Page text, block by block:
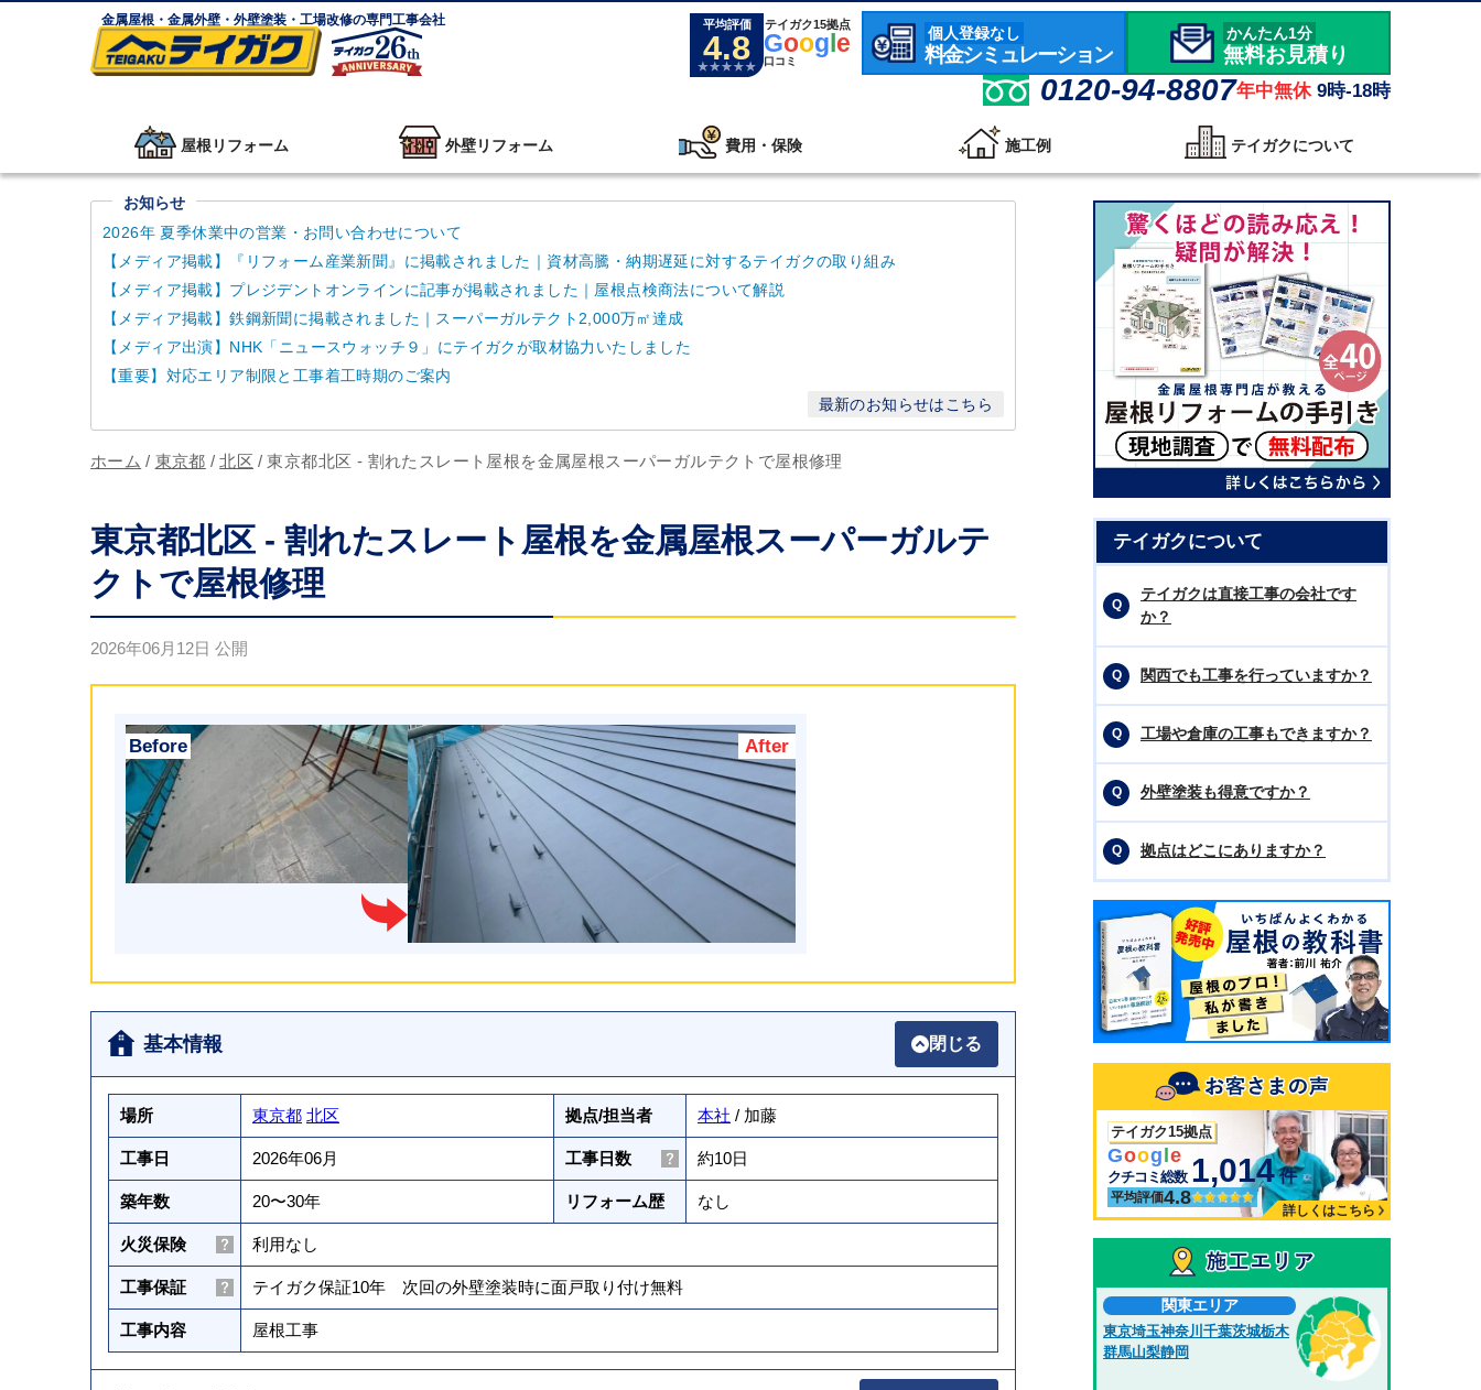
金属屋根・金属外壁・外壁塗装・工場改修の専門工事会社 平均評価
4.8
テイガク15拠点
Google
口コミ
個人登録なし
料金シミュレーション
かんたん1分
無料お見積り
0120-94-8807年中無休 9時-18時
屋根リフォーム 外壁リフォーム 費用・保険 施工例 テイガクについて
お知らせ
2026年 夏季休業中の営業・お問い合わせについて
【メディア掲載】『リフォーム産業新聞』に掲載されました｜資材高騰・納期遅延に対するテイガクの取り組み
【メディア掲載】プレジデントオンラインに記事が掲載されました｜屋根点検商法について解説
【メディア掲載】鉄鋼新聞に掲載されました｜スーパーガルテクト2,000万㎡達成
【メディア出演】NHK「ニュースウォッチ９」にテイガクが取材協力いたしました
【重要】対応エリア制限と工事着工時期のご案内
最新のお知らせはこちら
ホーム / 東京都 / 北区 / 東京都北区 - 割れたスレート屋根を金属屋根スーパーガルテクトで屋根修理
東京都北区 - 割れたスレート屋根を金属屋根スーパーガルテ
クトで屋根修理
2026年06月12日 公開
基本情報 閉じる
場所 東京都 北区 拠点/担当者 本社 / 加藤
工事日 2026年06月 工事日数 約10日
築年数 20〜30年 リフォーム歴 なし
火災保険 利用なし
工事保証 テイガク保証10年 次回の外壁塗装時に面戸取り付け無料
工事内容 屋根工事
テイガクについて
テイガクは直接工事の会社です
か？
関西でも工事を行っていますか？
工場や倉庫の工事もできますか？
外壁塗装も得意ですか？
拠点はどこにありますか？
テイガク15拠点
Goog le
クチコミ総数 1,014 件
平均評価4.8
詳しくはこちら
関東エリア
東京埼玉神奈川 千葉茨城栃木
群馬山梨静岡